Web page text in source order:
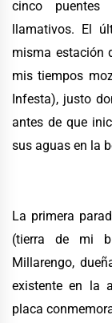
cinco puentes
llamativos. El
misma estación
mis tiempos
Infesta), justo
antes de que
sus aguas en la
La primera
(tierra de mi
Millarengo,
existente en la
placa